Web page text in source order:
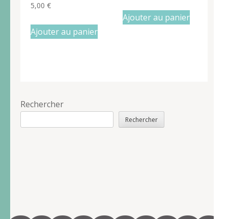
5,00 €
Ajouter au panier
Ajouter au panier
Rechercher
Rechercher